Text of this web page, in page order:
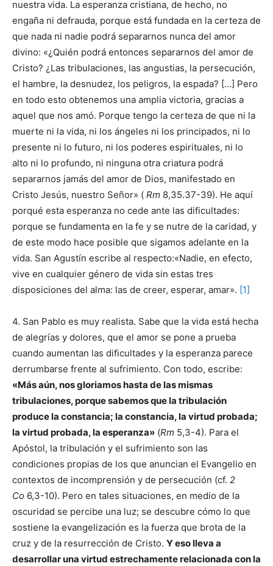
nuestra vida. La esperanza cristiana, de hecho, no
engaña ni defrauda, porque está fundada en la certeza de
que nada ni nadie podrá separarnos nunca del amor
divino: «¿Quién podrá entonces separarnos del amor de
Cristo? ¿Las tribulaciones, las angustias, la persecución,
el hambre, la desnudez, los peligros, la espada? […] Pero
en todo esto obtenemos una amplia victoria, gracias a
aquel que nos amó. Porque tengo la certeza de que ni la
muerte ni la vida, ni los ángeles ni los principados, ni lo
presente ni lo futuro, ni los poderes espirituales, ni lo
alto ni lo profundo, ni ninguna otra criatura podrá
separarnos jamás del amor de Dios, manifestado en
Cristo Jesús, nuestro Señor» ( Rm 8,35.37-39). He aquí
porqué esta esperanza no cede ante las dificultades:
porque se fundamenta en la fe y se nutre de la caridad, y
de este modo hace posible que sigamos adelante en la
vida. San Agustín escribe al respecto:«Nadie, en efecto,
vive en cualquier género de vida sin estas tres
disposiciones del alma: las de creer, esperar, amar». [1]
4. San Pablo es muy realista. Sabe que la vida está hecha
de alegrías y dolores, que el amor se pone a prueba
cuando aumentan las dificultades y la esperanza parece
derrumbarse frente al sufrimiento. Con todo, escribe:
«Más aún, nos gloriamos hasta de las mismas
tribulaciones, porque sabemos que la tribulación
produce la constancia; la constancia, la virtud probada;
la virtud probada, la esperanza» (Rm 5,3-4). Para el
Apóstol, la tribulación y el sufrimiento son las
condiciones propias de los que anuncian el Evangelio en
contextos de incomprensión y de persecución (cf. 2
Co 6,3-10). Pero en tales situaciones, en medio de la
oscuridad se percibe una luz; se descubre cómo lo que
sostiene la evangelización es la fuerza que brota de la
cruz y de la resurrección de Cristo. Y eso lleva a
desarrollar una virtud estrechamente relacionada con la